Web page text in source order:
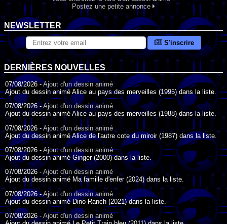
Postez une petite annonce
NEWSLETTER
S'inscrire
DERNIÈRES NOUVELLES
07/08/2026 -Ajout d'un dessin animé
Ajout du dessin animé Alice au pays des merveilles (1995) dans la liste.
07/08/2026 -Ajout d'un dessin animé
Ajout du dessin animé Alice au pays des merveilles (1988) dans la liste.
07/08/2026 - Ajout d'un dessin animé
Ajout du dessin animé Alice de l'autre cote du miroir (1987) dans la liste.
07/08/2026 - Ajout d'un dessin animé
Ajout du dessin animé Ginger (2000) dans la liste.
07/08/2026 -Ajout d'un dessin animé
Ajout du dessin animé Ma famille d'enfer (2024) dans la liste.
07/08/2026 -Ajout d'un dessin animé
Ajout du dessin animé Dino Ranch (2021) dans la liste.
07/08/2026 - Ajout d'un dessin animé